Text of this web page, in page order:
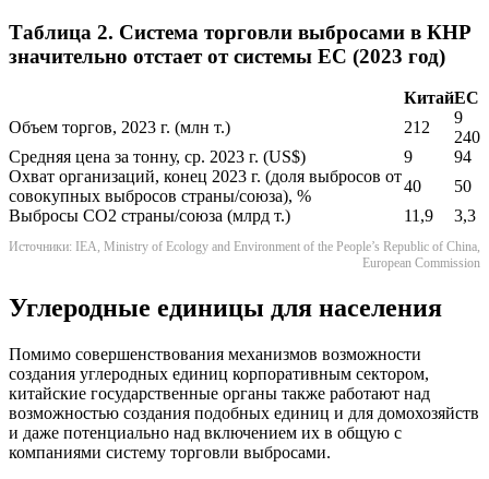
Таблица 2. Система торговли выбросами в КНР
значительно отстает от системы ЕС (2023 год)
КитайЕС
Объем торгов, 2023 г. (млн т.)
212
9
240
Средняя цена за тонну, ср. 2023 г. (US$)
9
94
Охват организаций, конец 2023 г. (доля выбросов от
совокупных выбросов страны/союза), %
40
50
Выбросы CO2 страны/союза (млрд т.)
11,9 3,3
Источники: IEA, Ministry of Ecology and Environment of the People’s Republic of China,
European Commission
Углеродные единицы для населения
Помимо совершенствования механизмов возможности
создания углеродных единиц корпоративным сектором,
китайские государственные органы также работают над
возможностью создания подобных единиц и для домохозяйств
и даже потенциально над включением их в общую с
компаниями систему торговли выбросами.